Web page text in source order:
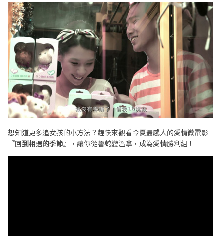
想知道更多追女孩的小方法？趕快來觀看今夏最感人的愛情微電影
『回到相遇的季節』，讓你從魯蛇變溫拿，成為愛情勝利組！